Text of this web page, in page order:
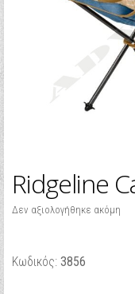
Ridgeline
Δεν αξιολογήθηκε ακόμη
Κωδικός: 3856